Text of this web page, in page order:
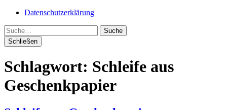
Datenschutzerklärung
Suche
Schließen
Schlagwort: Schleife aus
Geschenkpapier